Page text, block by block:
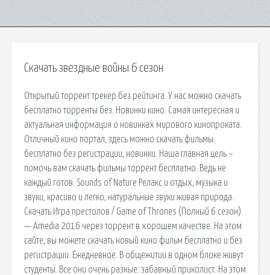
Скачать звездные войны 6 сезон
Открытый торрент трекер без рейтинга. У нас можно скачать
бесплатно торренты без. Новинки кино. Самая интересная и
актуальная информация о новинках мирового кинопроката.
Отличный кино портал, здесь можно скачать фильмы
бесплатно без регистрации, новинки. Наша главная цель –
помочь вам скачать фильмы торрент бесплатно. Ведь не
каждый готов. Sounds of Nature Релакс и отдых, музыка и
звуки, красиво и легко, натуральные звуки живая природа.
Скачать Игра престолов / Game of Thrones (Полный 6 сезон)
— Amedia 2016 через торрент в хорошем качестве. На этом
сайте, вы можете скачать новый кино фильм бесплатно и без
регистрации. Ежедневное. В общежитии в одном блоке живут
студенты. Все они очень разные: забавный приколист. На этом